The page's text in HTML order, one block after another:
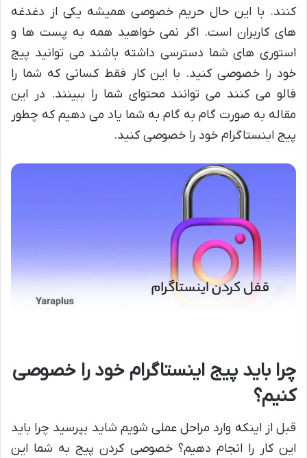
کنند. با این حال حریم خصوصی همیشه یکی از دغدغه
های کاربران است. اگر نمی خواهید همه به پست ها و
استوری های شما دسترسی داشته باشند می توانید پیج
خود را خصوصی کنید. با این کار فقط کسانی که شما را
فالو می کنند می توانند محتوای شما را ببینند. در این
مقاله به صورت گام به گام به شما یاد می دهیم که چطور
پیج اینستاگرام خود را خصوصی کنید.
چرا باید پیج اینستاگرام خود را خصوصی
کنیم؟
قبل از اینکه وارد مراحل عملی شویم شاید بپرسید چرا باید
این کار را انجام دهیم؟ خصوصی کردن پیج به شما این